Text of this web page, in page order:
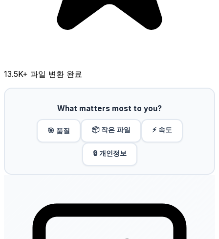
13.5K+ 파일 변환 완료
What matters most to you?
🎯 품질 📦 작은 파일 ⚡ 속도
🔒 개인정보